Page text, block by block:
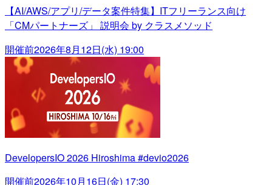
【AI/AWS/アプリ/データ案件特集】ITフリーランス向け
「CMパートナーズ」 説明会 by クラスメソッド
開催前2026年8月12日(水) 19:00
DevelopersIO 2026 Hiroshima #devio2026
開催前2026年10月16日(金) 17:30